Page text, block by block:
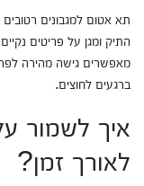
תא אטום למגבונים
התיק ומגן על פריטים
מאפשרים גישה מהירה
ברגעים לחוצים.
איך לשמור
לאורך זמן?